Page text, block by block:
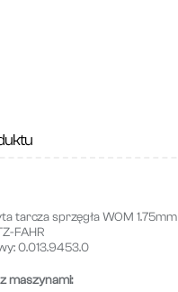
tarcza sprzęgła WOM 1.75mm
FAHR
0.013.9453.0
maszynami: